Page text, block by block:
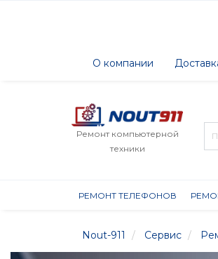
О компании
Ремонт компьютерной
техники
РЕМОНТ ТЕЛЕФОНОВ
Nout-911 Сервис